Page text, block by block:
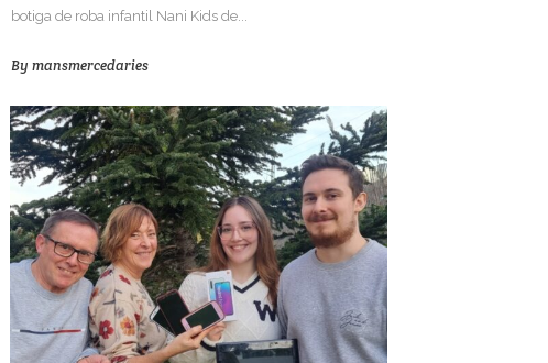
botiga de roba infantil Nani Kids de...
By mansmercedaries